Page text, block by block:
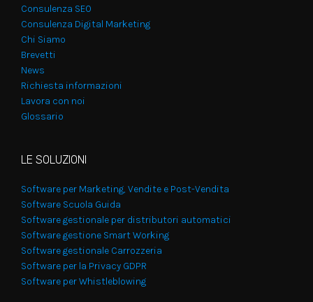
Consulenza SEO
Consulenza Digital Marketing
Chi Siamo
Brevetti
News
Richiesta informazioni
Lavora con noi
Glossario
LE SOLUZIONI
Software per Marketing, Vendite e Post-Vendita
Software Scuola Guida
Software gestionale per distributori automatici
Software gestione Smart Working
Software gestionale Carrozzeria
Software per la Privacy GDPR
Software per Whistleblowing